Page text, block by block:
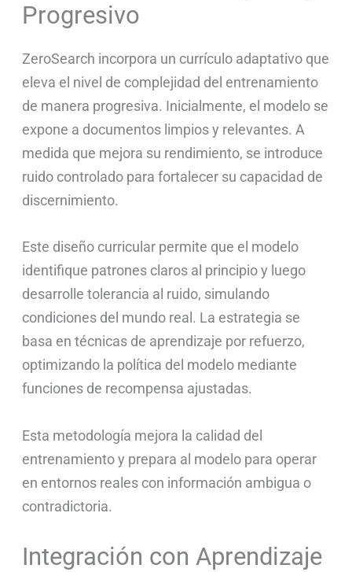
Progresivo
ZeroSearch incorpora un currículo adaptativo que
eleva el nivel de complejidad del entrenamiento
de manera progresiva. Inicialmente, el modelo se
expone a documentos limpios y relevantes. A
medida que mejora su rendimiento, se introduce
ruido controlado para fortalecer su capacidad de
discernimiento.
Este diseño curricular permite que el modelo
identifique patrones claros al principio y luego
desarrolle tolerancia al ruido, simulando
condiciones del mundo real. La estrategia se
basa en técnicas de aprendizaje por refuerzo,
optimizando la política del modelo mediante
funciones de recompensa ajustadas.
Esta metodología mejora la calidad del
entrenamiento y prepara al modelo para operar
en entornos reales con información ambigua o
contradictoria.
Integración con Aprendizaje